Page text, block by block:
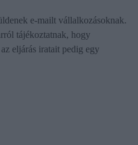
e-mailt vállalkozásoknak.
tájékoztatnak, hogy
eljárás iratait pedig egy